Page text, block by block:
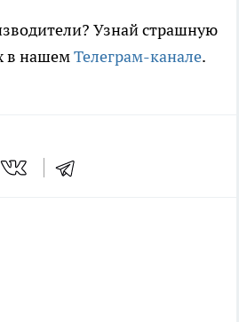
Узнай страшную
в нашемТелеграм-канале.